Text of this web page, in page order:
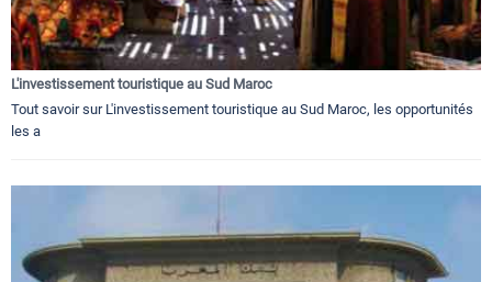
L'investissement touristique au Sud Maroc
Tout savoir sur L'investissement touristique au Sud Maroc, les opportunités
les a